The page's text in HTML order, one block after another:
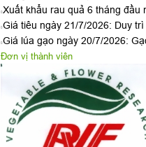
Xuất khẩu rau quả 6 tháng đầu
Giá tiêu ngày 21/7/2026: Duy
Giá lúa gạo ngày 20/7/2026:
Đơn vị thành viên